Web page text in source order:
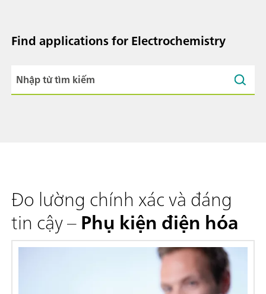
Find applications for Electrochemistry
Đo lường chính xác và đáng
tin cậy –Phụ kiện điện hóa